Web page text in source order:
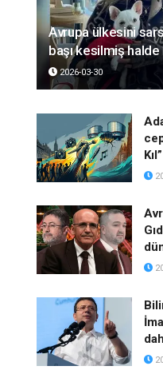
Avrupa ülkesini
başı kesilmiş halde
2026-03-30